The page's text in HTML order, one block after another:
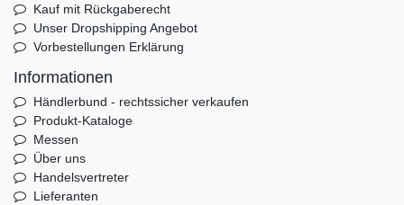
Kauf mit Rückgaberecht
Unser Dropshipping Angebot
Vorbestellungen Erklärung
Informationen
Händlerbund - rechtssicher verkaufen
Produkt-Kataloge
Messen
Über uns
Handelsvertreter
Lieferanten